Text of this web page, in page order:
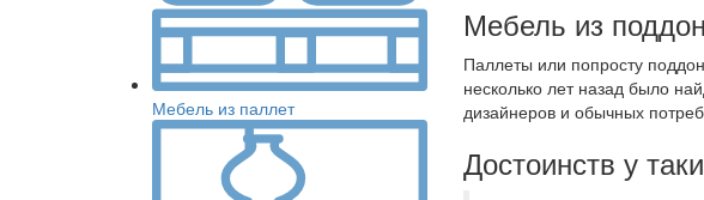
Мебель из паллет
Мебель из
Паллеты или попросту
несколько лет назад было
дизайнеров и обычных
Достоинств у